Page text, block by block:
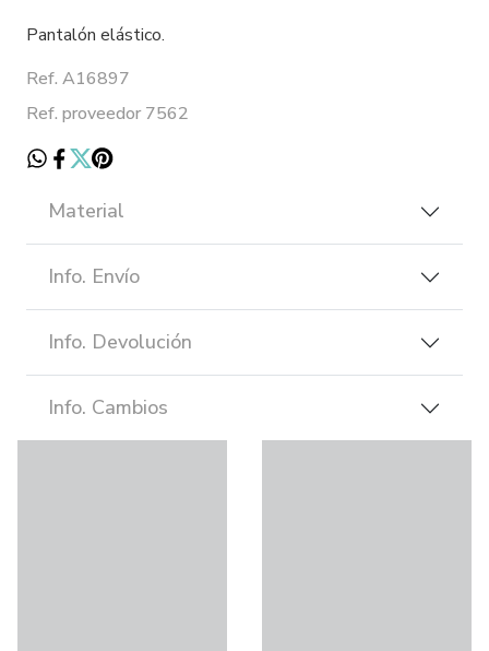
Pantalón elástico.
Ref. A16897
Ref. proveedor 7562
Material
Info. Envío
Info. Devolución
Info. Cambios